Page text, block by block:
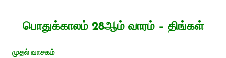
பொதுக்காலம் 28ஆம் வாரம் – திங்கள்
முதல் வாசகம்